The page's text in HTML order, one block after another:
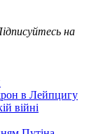
на
в Лейпцигу
війні